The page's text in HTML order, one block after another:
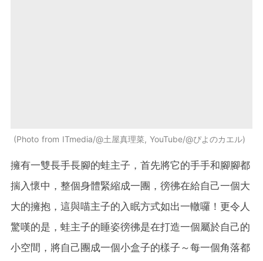
Photo from ITmedia/@土屋真理菜, YouTube/@ぴよのカエル
擁有一雙長手長腳的蛙主子，首先將它的手手和腳腳都
揣入懷中，整個身體緊縮成一團，徬彿在給自己一個大
大的擁抱，這與喵主子的入眠方式如出一轍囉！更令人
驚嘆的是，蛙主子的睡姿徬彿是在打造一個屬於自己的
小空間，將自己團成一個小盒子的樣子～每一個角落都